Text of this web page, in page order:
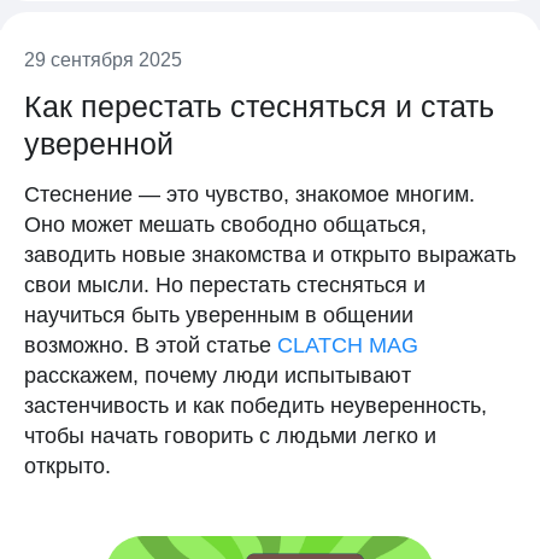
29 сентября 2025
Как перестать стесняться и стать
уверенной
Стеснение — это чувство, знакомое многим.
Оно может мешать свободно общаться,
заводить новые знакомства и открыто выражать
свои мысли. Но перестать стесняться и
научиться быть уверенным в общении
возможно. В этой статье CLATCH MAG
расскажем, почему люди испытывают
застенчивость и как победить неуверенность,
чтобы начать говорить с людьми легко и
открыто.